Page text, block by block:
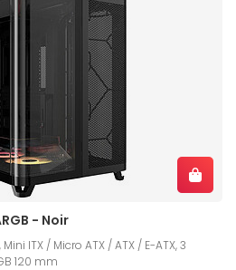
- Noir
ITX / Micro ATX / ATX / E-ATX, 3
120 mm